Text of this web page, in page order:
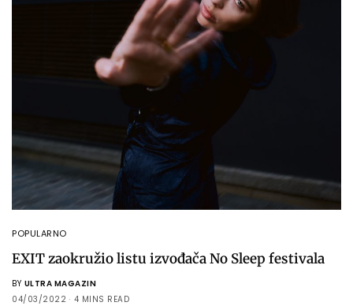
POPULARNO
EXIT zaokružio listu izvođača No Sleep festivala
BY ULTRA MAGAZIN
04/03/2022
4 MINS READ